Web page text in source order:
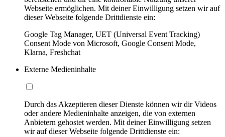
Webseite ermöglichen. Mit deiner Einwilligung setzen wir auf
dieser Webseite folgende Drittdienste ein:
Google Tag Manager, UET (Universal Event Tracking)
Consent Mode von Microsoft, Google Consent Mode,
Klarna, Freshchat
Externe Medieninhalte
Durch das Akzeptieren dieser Dienste können wir dir Videos
oder andere Medieninhalte anzeigen, die von externen
Anbietern gehostet werden. Mit deiner Einwilligung setzen
wir auf dieser Webseite folgende Drittdienste ein: